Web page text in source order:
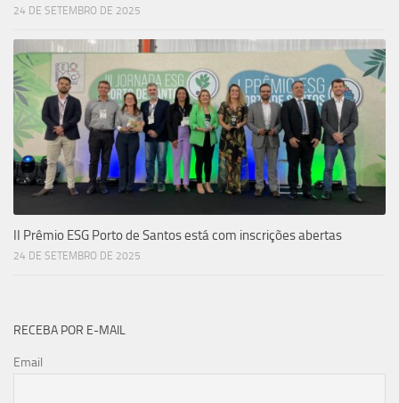
24 DE SETEMBRO DE 2025
II Prêmio ESG Porto de Santos está com inscrições abertas
24 DE SETEMBRO DE 2025
RECEBA POR E-MAIL
Email